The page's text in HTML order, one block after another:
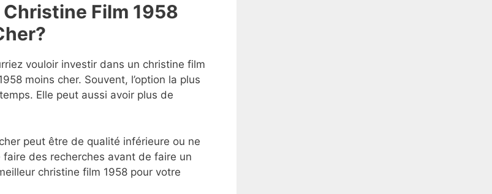
Film 1958
vouloir investir dans un christine film
moins cher. Souvent, l’option la plus
Elle peut aussi avoir plus de
peut être de qualité inférieure ou ne
des recherches avant de faire un
christine film 1958 pour votre